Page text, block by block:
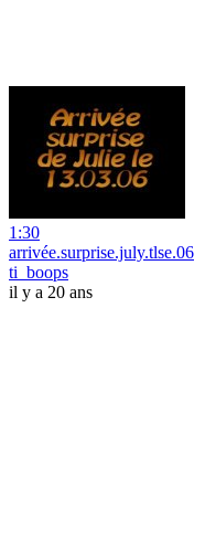
1:30
arrivée.surprise.july.tlse.06
ti_boops
il y a 20 ans